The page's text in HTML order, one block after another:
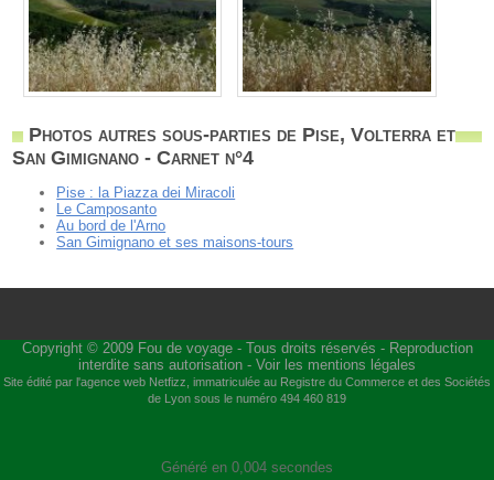
Photos autres sous-parties de Pise, Volterra et
San Gimignano - Carnet n°4
Pise : la Piazza dei Miracoli
Le Camposanto
Au bord de l'Arno
San Gimignano et ses maisons-tours
Copyright © 2009 Fou de voyage- Tous droits réservés - Reproduction
interdite sans autorisation - Voir les mentions légales
Site édité par l'agence web Netfizz , immatriculée au Registre du Commerce et des Sociétés
de Lyon sous le numéro 494 460 819
Généré en 0,004 secondes